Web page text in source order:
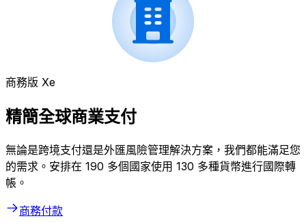
商務版 Xe
精簡全球商業支付
無論是跨境支付還是外匯風險管理解決方案，我們都能滿足您
的需求。安排在 190 多個國家使用 130 多種貨幣進行國際轉
帳。
商務付款